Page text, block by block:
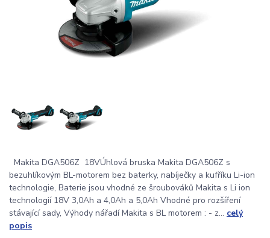
Makita DGA506Z 18VÚhlová bruska Makita DGA506Z s
bezuhlíkovým BL-motorem bez baterky, nabíječky a kufříku Li-ion
technologie, Baterie jsou vhodné ze šroubováků Makita s Li ion
technologií 18V 3,0Ah a 4,0Ah a 5,0Ah Vhodné pro rozšíření
stávající sady, Výhody nářadí Makita s BL motorem : - z... celý
popis